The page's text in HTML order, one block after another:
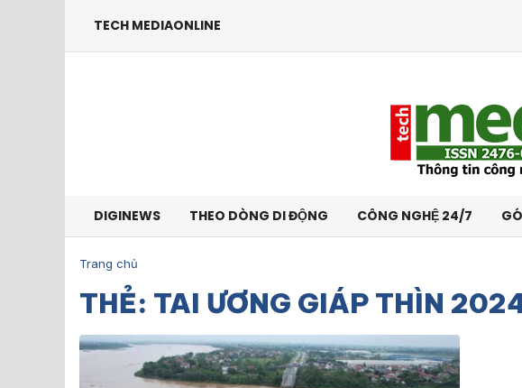
TECH MEDIAONLINE
DIGINEWS THEO DÒNG DI ĐỘNG CÔNG NGHỆ 24/7
Trang chủ
THẺ: TAI ƯƠNG GIÁP THÌN